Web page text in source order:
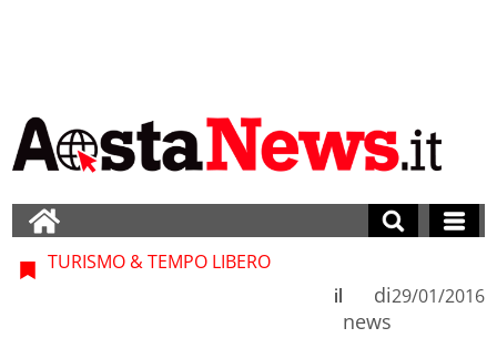
TURISMO & TEMPO LIBERO
di
news
il 29/01/2016